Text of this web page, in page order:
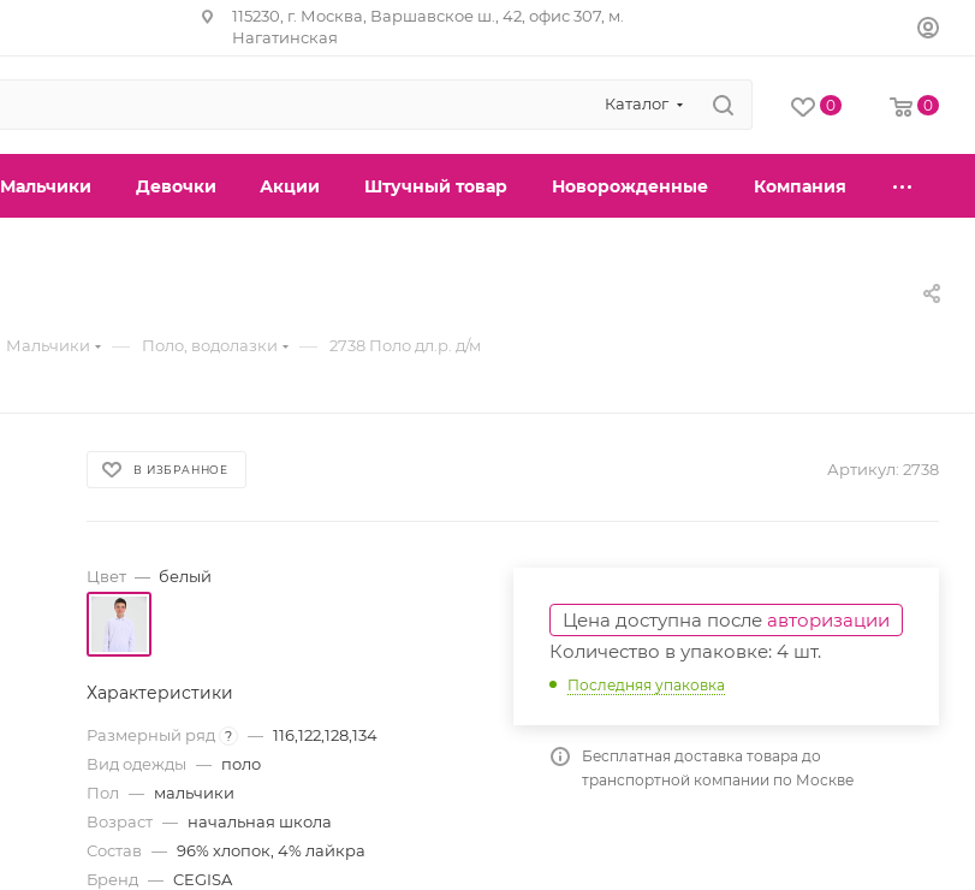
115230, г. Москва, Варшавское ш., 42, офис 307, м.
Нагатинская
Каталог 0 0
Мальчики Девочки Акции Штучный товар Новорожденные Компания
Мальчики — Поло, водолазки — 2738 Поло дл.р. д/м
В ИЗБРАННОЕ Артикул: 2738
Цвет — белый
Характеристики
Размерный ряд ? — 116,122,128,134
Вид одежды — поло
Пол — мальчики
Возраст — начальная школа
Состав — 96% хлопок, 4% лайкра
Бренд — CEGISA
Цена доступна после авторизации
Количество в упаковке: 4 шт.
Последняя упаковка
Бесплатная доставка товара до
транспортной компании по Москве